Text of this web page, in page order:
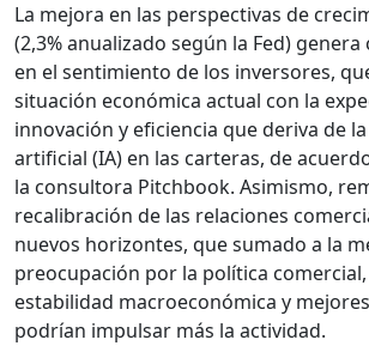
La mejora en las perspectivas de
(2,3% anualizado según la Fed)
en el sentimiento de los inversores,
situación económica actual con la
innovación y eficiencia que deriva de
artificial (IA) en las carteras, de
la consultora Pitchbook. Asimismo,
recalibración de las relaciones
nuevos horizontes, que sumado a la
preocupación por la política
estabilidad macroeconómica y
podrían impulsar más la actividad.